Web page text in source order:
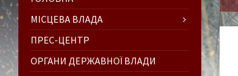
МІСЦЕВА ВЛАДА
ПРЕС-ЦЕНТР
ОРГАНИ ДЕРЖАВНОЇ ВЛАДИ